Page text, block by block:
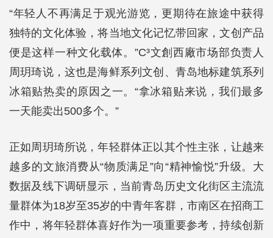
“年轻人不再满足于观光游览，更期待在旅途中获得
独特的文化体验，将当地文化记忆带回家，文创产品
便是这样一种文化载体。”C³文創西廠市场部负责人
周玥琦说，这也是海鲜系列文创、青岛地标建筑系列
冰箱贴热卖的原因之一。“拿冰箱贴来说，我们最多
一天能卖出500多个。”
正如周玥琦所说，年轻群体正以其个性主张，让越来
越多的文旅消费从“物质满足”向“精神愉悦”升级。大
数据及线下调研显示，当前青岛历史文化街区主流流
量群体为18岁至35岁的中青年客群，市南区在招商工
作中，将年轻群体喜好作为一项重要参考，持续创新